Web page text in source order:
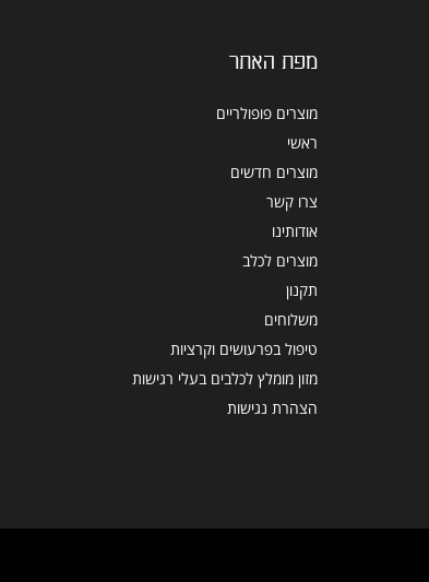
מפת האתר
מוצרים פופולריים
ראשי
מוצרים חדשים
צרו קשר
אודותינו
מוצרים לכלב
תקנון
משלוחים
טיפול בפרעושים וקרציות
מזון מומלץ לכלבים בעלי רגישות
הצהרת נגישות